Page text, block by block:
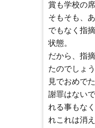
賞も学校の
そもそも、
でもなく指
状態。
だから、指
たのでしょ
見でおめで
謝罪はない
れる事もな
れこれは消